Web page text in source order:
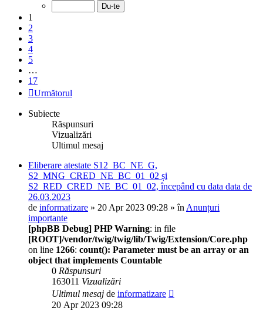
1
2
3
4
5
…
17
Următorul
Subiecte
Răspunsuri
Vizualizări
Ultimul mesaj
Eliberare atestate S12_BC_NE_G,
S2_MNG_CRED_NE_BC_01_02 și
S2_RED_CRED_NE_BC_01_02, începând cu data data de
26.03.2023
de informatizare » 20 Apr 2023 09:28 » în Anunțuri
importante
[phpBB Debug] PHP Warning: in file
[ROOT]/vendor/twig/twig/lib/Twig/Extension/Core.php
on line 1266: count(): Parameter must be an array or an
object that implements Countable
0 Răspunsuri
163011 Vizualizări
Ultimul mesaj de informatizare
20 Apr 2023 09:28